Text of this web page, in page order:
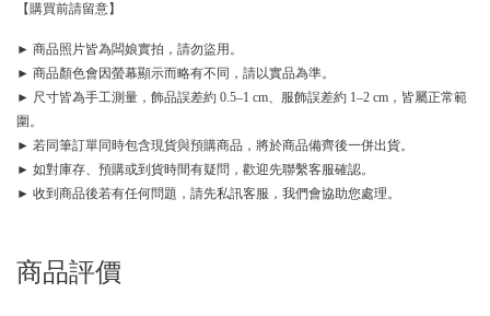
【購買前請留意】
► 商品照片皆為闆娘實拍，請勿盜用。
► 商品顏色會因螢幕顯示而略有不同，請以實品為準。
► 尺寸皆為手工測量，飾品誤差約 0.5–1 cm、服飾誤差約 1–2 cm，皆屬正常範
圍。
► 若同筆訂單同時包含現貨與預購商品，將於商品備齊後一併出貨。
► 如對庫存、預購或到貨時間有疑問，歡迎先聯繫客服確認。
► 收到商品後若有任何問題，請先私訊客服，我們會協助您處理。
商品評價